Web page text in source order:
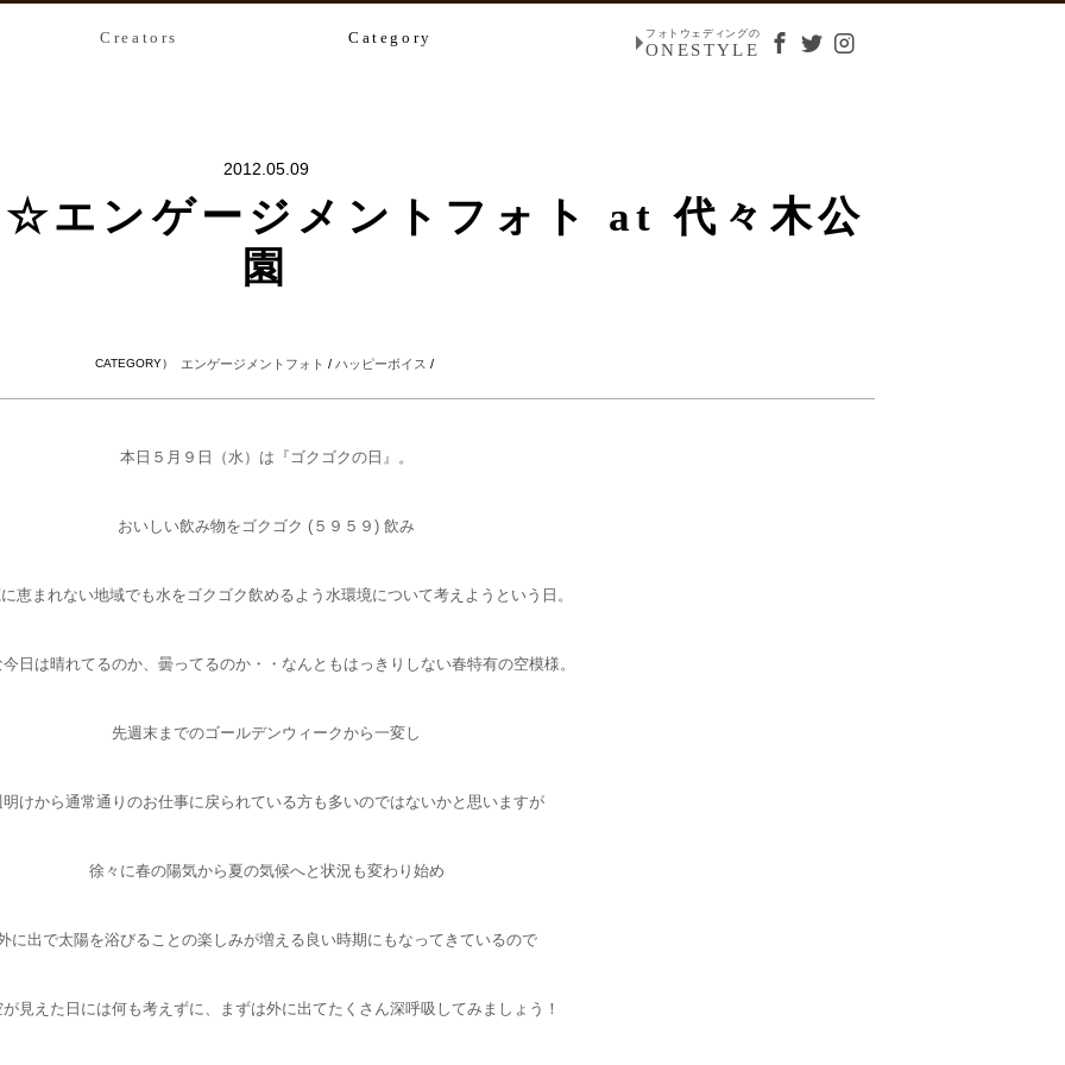
Creators Category フォトウェディングの
ONESTYLE
2012.05.09
エンゲージメントフォト at 代々木公
園
CATEGORY） エンゲージメントフォト / ハッピーボイス /
本日５月９日（水）は『ゴクゴクの日』。
おいしい飲み物をゴクゴク (５９５９) 飲み
恵まれない地域でも水をゴクゴク飲めるよう水環境について考えようという日。
今日は晴れてるのか、曇ってるのか・・なんともはっきりしない春特有の空模様。
先週末までのゴールデンウィークから一変し
明けから通常通りのお仕事に戻られている方も多いのではないかと思いますが
徐々に春の陽気から夏の気候へと状況も変わり始め
に出で太陽を浴びることの楽しみが増える良い時期にもなってきているので
が見えた日には何も考えずに、まずは外に出てたくさん深呼吸してみましょう！